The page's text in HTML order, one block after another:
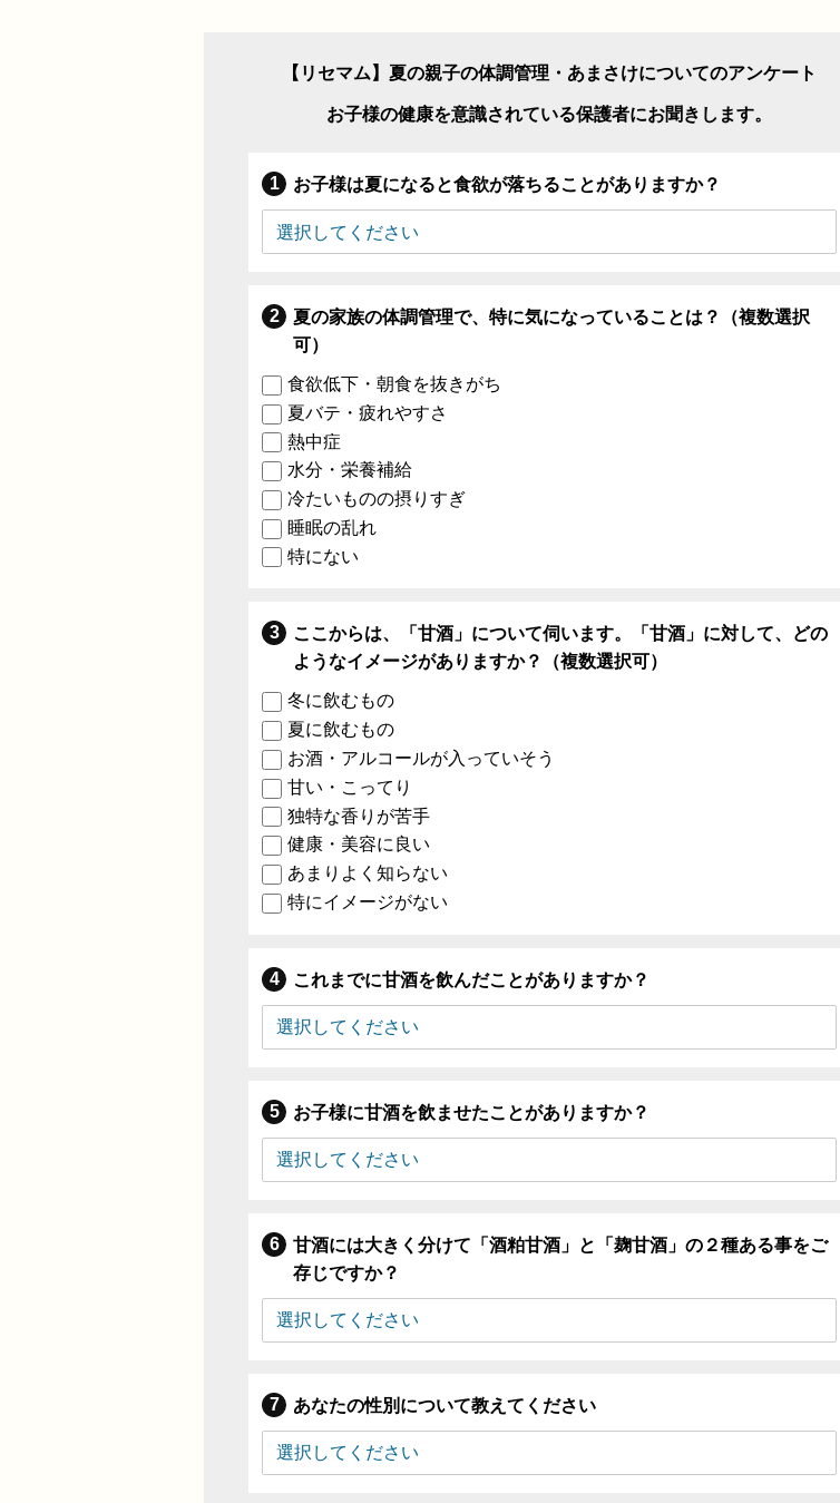
【リセマム】夏の親子の体調管理・あまさけについてのアンケート
お子様の健康を意識されている保護者にお聞きします。
お子様は夏になると食欲が落ちることがありますか？
夏の家族の体調管理で、特に気になっていることは？（複数選択
可）
食欲低下・朝食を抜きがち
夏バテ・疲れやすさ
熱中症
水分・栄養補給
冷たいものの摂りすぎ
睡眠の乱れ
特にない
ここからは、「甘酒」について伺います。「甘酒」に対して、どの
ようなイメージがありますか？（複数選択可）
冬に飲むもの
夏に飲むもの
お酒・アルコールが入っていそう
甘い・こってり
独特な香りが苦手
健康・美容に良い
あまりよく知らない
特にイメージがない
これまでに甘酒を飲んだことがありますか？
お子様に甘酒を飲ませたことがありますか？
甘酒には大きく分けて「酒粕甘酒」と「麹甘酒」の２種ある事をご
存じですか？
あなたの性別について教えてください